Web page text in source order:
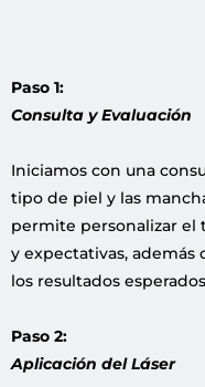
Paso 1:
Consulta y Evaluación
Iniciamos con una
tipo de piel y las
permite personalizar el
y expectativas,
los resultados
Paso 2:
Aplicación del Láser